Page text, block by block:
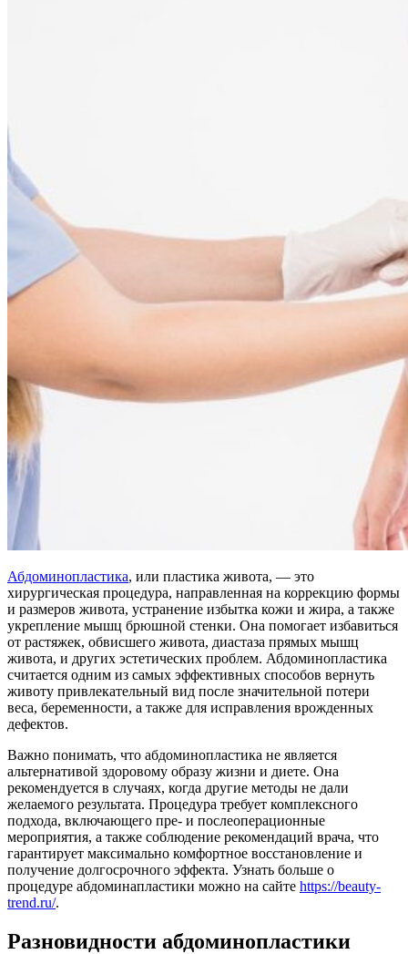
Абдоминопластика, или пластика живота, — это
хирургическая процедура, направленная на коррекцию формы
и размеров живота, устранение избытка кожи и жира, а также
укрепление мышц брюшной стенки. Она помогает избавиться
от растяжек, обвисшего живота, диастаза прямых мышц
живота, и других эстетических проблем. Абдоминопластика
считается одним из самых эффективных способов вернуть
животу привлекательный вид после значительной потери
веса, беременности, а также для исправления врожденных
дефектов.
Важно понимать, что абдоминопластика не является
альтернативой здоровому образу жизни и диете. Она
рекомендуется в случаях, когда другие методы не дали
желаемого результата. Процедура требует комплексного
подхода, включающего пре- и послеоперационные
мероприятия, а также соблюдение рекомендаций врача, что
гарантирует максимально комфортное восстановление и
получение долгосрочного эффекта. Узнать больше о
процедуре абдоминапластики можно на сайте https://beauty-
trend.ru/.
Разновидности абдоминопластики